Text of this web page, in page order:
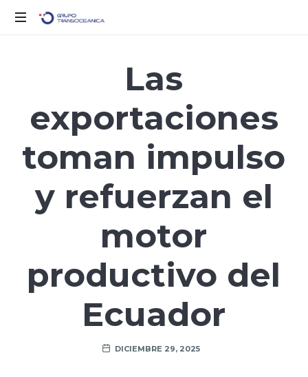
en
Movimiento
Las
exportaciones
toman impulso
y refuerzan el
motor
productivo del
Ecuador
DICIEMBRE 29, 2025